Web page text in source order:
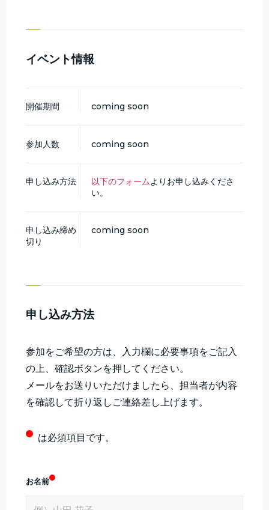
イベント情報
開催期間 coming soon
参加人数 coming soon
申し込み方法 以下のフォームよりお申し込みくださ
い。
申し込み締め
切り
coming soon
申し込み方法
参加をご希望の方は、入力欄に必要事項をご記入
の上、確認ボタンを押してください。
メールをお送りいただけましたら、担当者が内容
を確認して折り返しご連絡差し上げます。
は必須項目です。
お名前